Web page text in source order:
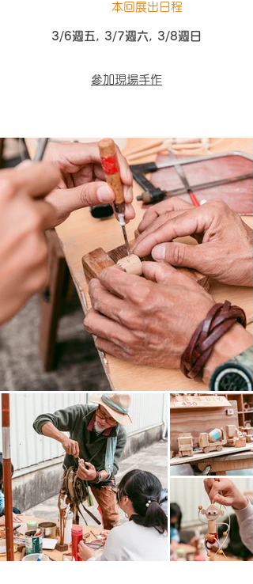
本回展出日程
3/6週五, 3/7週六, 3/8週日
參加現場手作